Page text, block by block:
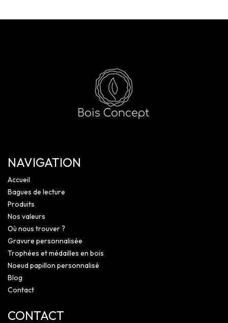
NAVIGATION
Accueil
Bagues de lecture
Produits
Nos valeurs
Où nous trouver ?
Gravure personnalisée
Trophées et médailles en bois
Noeud papillon personnalisé
Blog
Contact
CONTACT